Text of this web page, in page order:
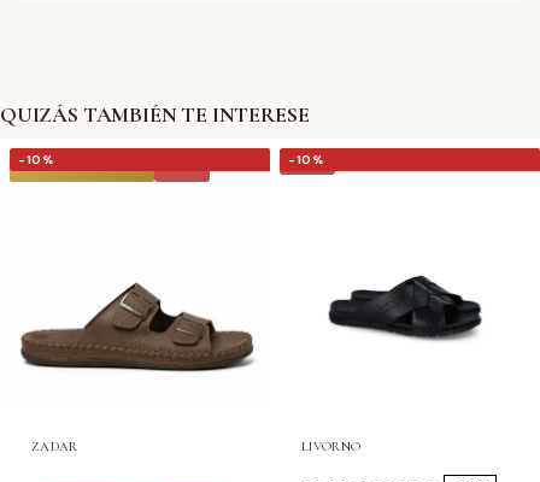
QUIZÁS TAMBIÉN TE INTERESE
-10%
ZADAR
★ TOP VENTAS -10%
LIVORNO
-10%